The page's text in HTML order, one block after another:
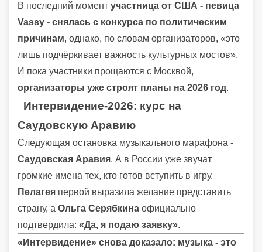
В последний момент участница от США - певица
Vassy - снялась с конкурса по политическим
причинам, однако, по словам организаторов, «это
лишь подчёркивает важность культурных мостов».
И пока участники прощаются с Москвой,
организаторы уже строят планы на 2026 год.
Интервидение-2026: курс на
Саудовскую Аравию
Следующая остановка музыкального марафона -
Саудовская Аравия. А в России уже звучат
громкие имена тех, кто готов вступить в игру.
Пелагея первой выразила желание представить
страну, а Ольга Серябкина официально
подтвердила: «Да, я подаю заявку».
«Интервидение» снова доказало: музыка - это